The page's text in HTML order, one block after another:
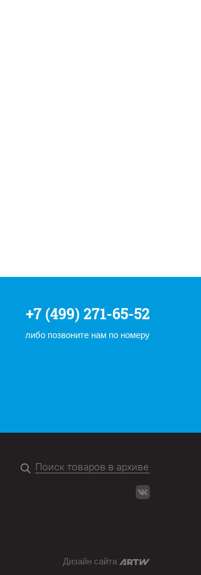
+7 (499) 271-65-52
либо позвоните нам по номеру
Дизайн сайта